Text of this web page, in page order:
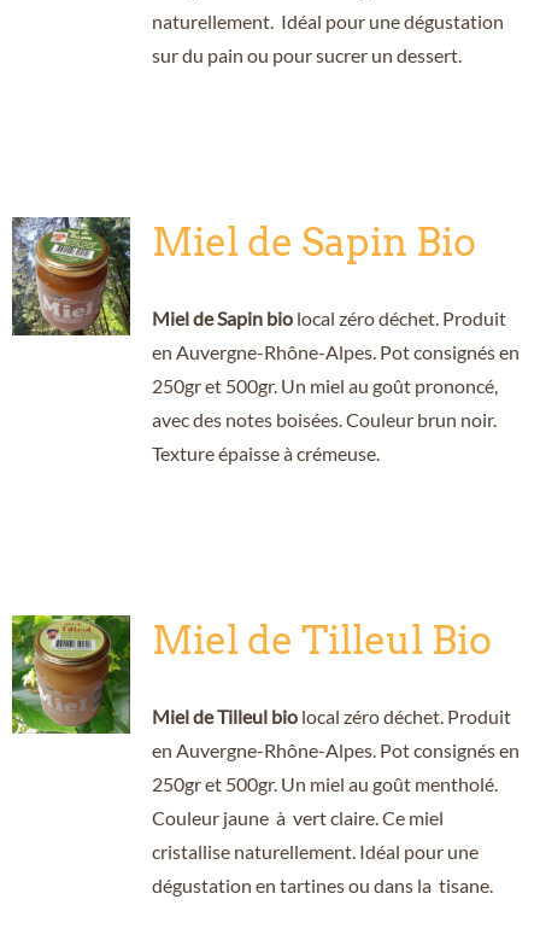
naturellement. Idéal pour une dégustation
sur du pain ou pour sucrer un dessert.
Miel de Sapin Bio
Miel de Sapin biolocal zéro déchet. Produit
en Auvergne-Rhône-Alpes. Pot consignés en
250gr et 500gr. Un miel au goût prononcé,
avec des notes boisées. Couleur brun noir.
Texture épaisse à crémeuse.
Miel de Tilleul Bio
Miel de Tilleul biolocal zéro déchet. Produit
en Auvergne-Rhône-Alpes. Pot consignés en
250gr et 500gr. Un miel au goût mentholé.
Couleur jaune à vert claire. Ce miel
cristallise naturellement. Idéal pour une
dégustation en tartines ou dans la tisane.